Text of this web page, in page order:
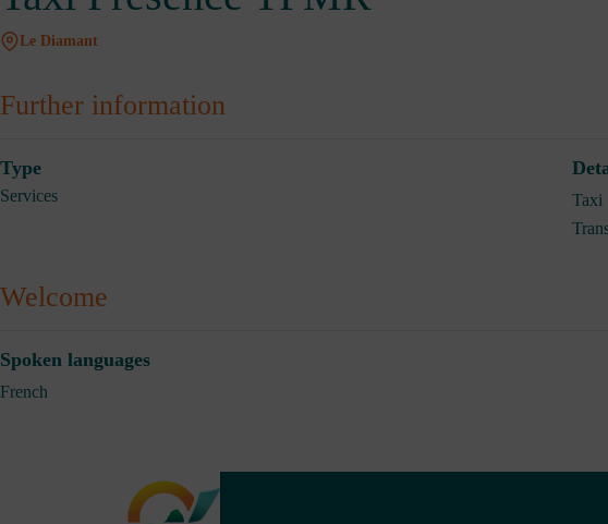
Le Diamant
Further information
Type
Services
Taxi
Welcome
Spoken languages
French